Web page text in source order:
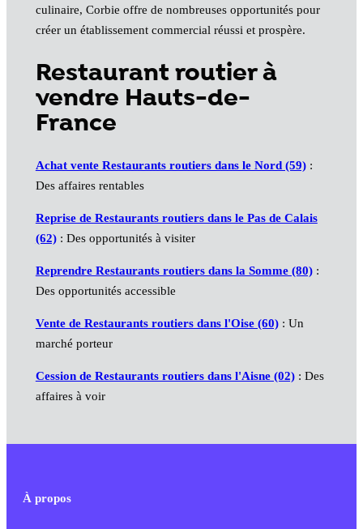
culinaire, Corbie offre de nombreuses opportunités pour
créer un établissement commercial réussi et prospère.
Restaurant routier à
vendre Hauts-de-
France
Achat vente Restaurants routiers dans le Nord (59):
Des affaires rentables
Reprise de Restaurants routiers dans le Pas de Calais
(62): Des opportunités à visiter
Reprendre Restaurants routiers dans la Somme (80):
Des opportunités accessible
Vente de Restaurants routiers dans l'Oise (60): Un
marché porteur
Cession de Restaurants routiers dans l'Aisne (02): Des
affaires à voir
À propos